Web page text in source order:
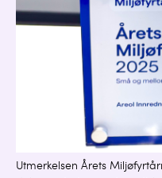
Utmerkelsen Årets